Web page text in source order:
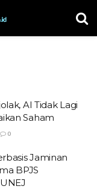
AI Tidak Lagi
Saham
0
Jaminan
BPJS